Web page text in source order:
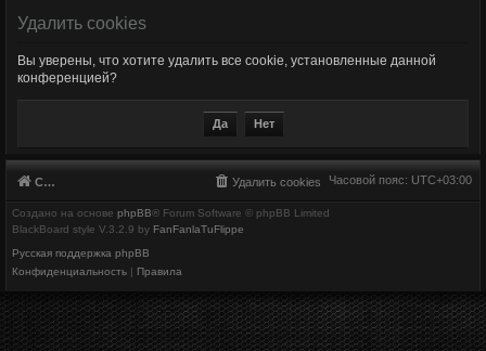
Удалить cookies
Вы уверены, что хотите удалить все cookie, установленные данной
конференцией?
Список форумов Часовой пояс: UTC+03:00
Удалить cookies
Создано на основе phpBB® Forum Software © phpBB Limited
BlackBoard style V.3.2.9 by FanFanlaTuFlippe
Русская поддержка phpBB
Конфиденциальность | Правила